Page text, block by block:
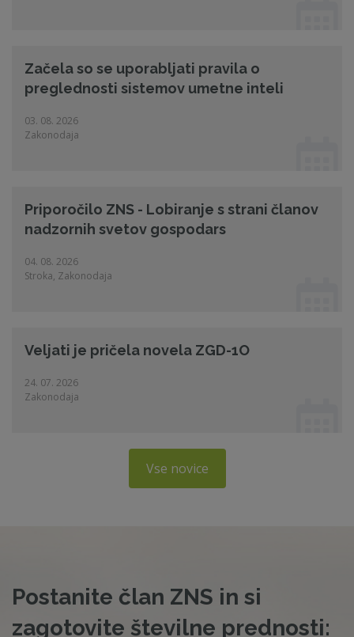
Začela so se uporabljati pravila o
preglednosti sistemov umetne inteli
03. 08. 2026
Zakonodaja
Priporočilo ZNS - Lobiranje s strani članov
nadzornih svetov gospodars
04. 08. 2026
Stroka, Zakonodaja
Veljati je pričela novela ZGD-1O
24. 07. 2026
Zakonodaja
Vse novice
Postanite član ZNS in si
zagotovite številne prednosti: